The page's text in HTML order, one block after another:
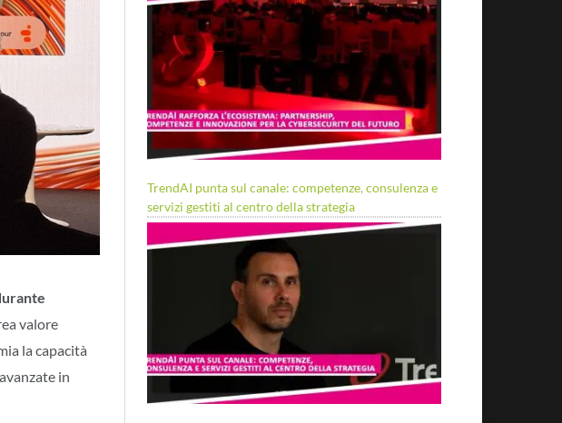
valore
la capacità
in
TrendAI punta sul canale: competenze, consulenza e
servizi gestiti al centro della strategia